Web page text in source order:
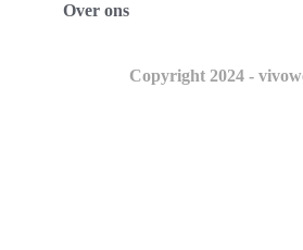
Over ons
Copyright 2024 -